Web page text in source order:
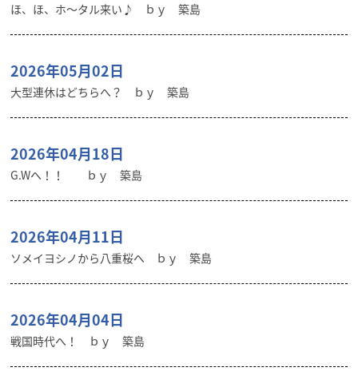
ほ、ほ、ホ～タル来い♪ ｂｙ 築島
2026年05月02日
大型連休はどちらへ？ ｂｙ 築島
2026年04月18日
G.Wへ！！ ｂｙ 築島
2026年04月11日
ソメイヨシノから八重桜へ ｂｙ 築島
2026年04月04日
戦国時代へ！ ｂｙ 築島